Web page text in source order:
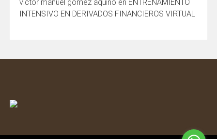
victor manuel gomez aquino en ENTRENAMIENTO
INTENSIVO EN DERIVADOS FINANCIEROS VIRTUAL